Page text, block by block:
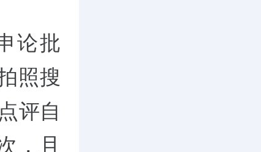
论批
照搜
评自
，且